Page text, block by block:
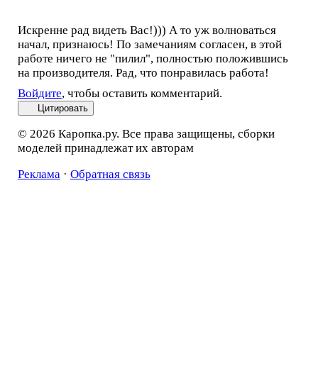
Искренне рад видеть Вас!))) А то уж волноваться
начал, признаюсь! По замечаниям согласен, в этой
работе ничего не "пилил", полностью положившись
на производителя. Рад, что понравилась работа!
Войдите, чтобы оставить комментарий.
Цитировать
© 2026 Каропка.ру. Все права защищены, сборки
моделей принадлежат их авторам
Реклама· Обратная связь